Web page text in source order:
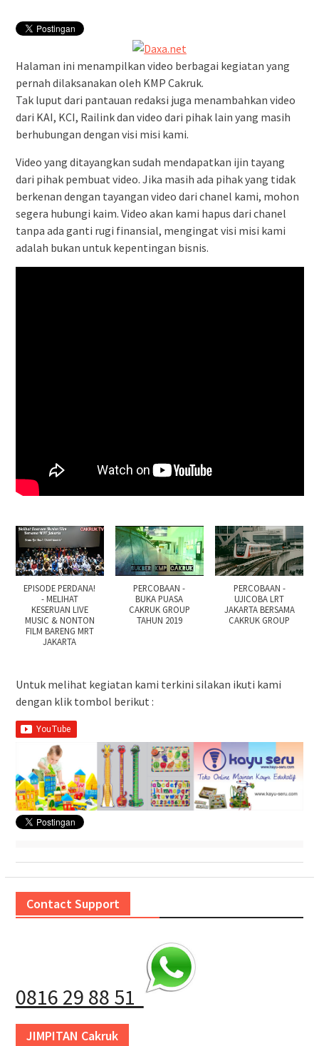
Halaman ini menampilkan video berbagai kegiatan yang
pernah dilaksanakan oleh KMP Cakruk.
Tak luput dari pantauan redaksi juga menambahkan video
dari KAI, KCI, Railink dan video dari pihak lain yang masih
berhubungan dengan visi misi kami.
Video yang ditayangkan sudah mendapatkan ijin tayang
dari pihak pembuat video. Jika masih ada pihak yang tidak
berkenan dengan tayangan video dari chanel kami, mohon
segera hubungi kaim. Video akan kami hapus dari chanel
tanpa ada ganti rugi finansial, mengingat visi misi kami
adalah bukan untuk kepentingan bisnis.
EPISODE PERDANA!
- MELIHAT
KESERUAN LIVE
MUSIC & NONTON
FILM BARENG MRT
JAKARTA
PERCOBAAN -
BUKA PUASA
CAKRUK GROUP
TAHUN 2019
PERCOBAAN -
UJICOBA LRT
JAKARTA BERSAMA
CAKRUK GROUP
Untuk melihat kegiatan kami terkini silakan ikuti kami
dengan klik tombol berikut :
Contact Support
0816 29 88 51
JIMPITAN Cakruk